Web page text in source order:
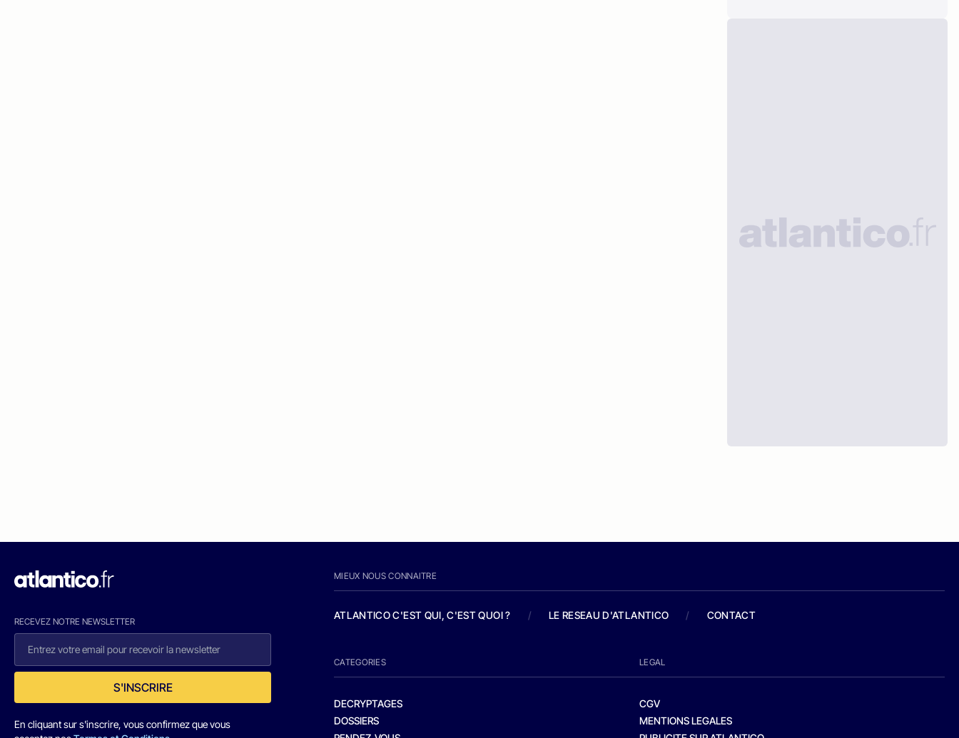
RECEVEZ NOTRE NEWSLETTER
S'INSCRIRE
En cliquant sur s'inscrire, vous confirmez que vous
MIEUX NOUS CONNAITRE
ATLANTICO C'EST QUI, C'EST QUOI ? / LE RESEAU D'ATLANTICO / CONTACT
CATEGORIES
DECRYPTAGES
DOSSIERS
LEGAL
CGV
MENTIONS LEGALES